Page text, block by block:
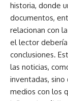
historia, donde
documentos,
relacionan con
el lector debería
conclusiones.
las noticias,
inventadas,
medios con los